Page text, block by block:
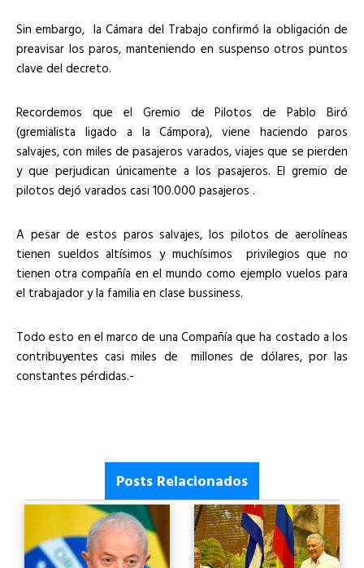
Sin embargo, la Cámara del Trabajo confirmó la obligación de
preavisar los paros, manteniendo en suspenso otros puntos
clave del decreto.
Recordemos que el Gremio de Pilotos de Pablo Biró
(gremialista ligado a la Cámpora), viene haciendo paros
salvajes, con miles de pasajeros varados, viajes que se pierden
y que perjudican únicamente a los pasajeros. El gremio de
pilotos dejó varados casi 100.000 pasajeros .
A pesar de estos paros salvajes, los pilotos de aerolíneas
tienen sueldos altísimos y muchísimos privilegios que no
tienen otra compañía en el mundo como ejemplo vuelos para
el trabajador y la familia en clase bussiness.
Todo esto en el marco de una Compañía que ha costado a los
contribuyentes casi miles de millones de dólares, por las
constantes pérdidas.-
Posts Relacionados